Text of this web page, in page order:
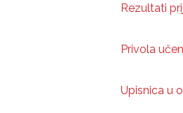
Rezultati
Privola
Upisnica u